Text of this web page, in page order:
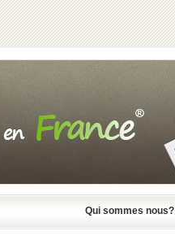
Qui sommes nous?